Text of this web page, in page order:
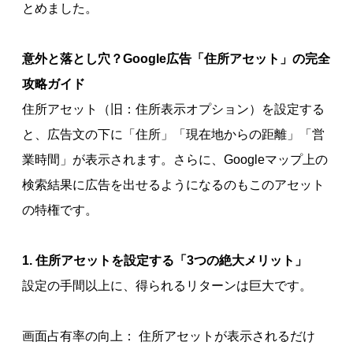
とめました。
意外と落とし穴？Google広告「住所アセット」の完全
攻略ガイド
住所アセット（旧：住所表示オプション）を設定する
と、広告文の下に「住所」「現在地からの距離」「営
業時間」が表示されます。さらに、Googleマップ上の
検索結果に広告を出せるようになるのもこのアセット
の特権です。
1. 住所アセットを設定する「3つの絶大メリット」
設定の手間以上に、得られるリターンは巨大です。
画面占有率の向上： 住所アセットが表示されるだけ